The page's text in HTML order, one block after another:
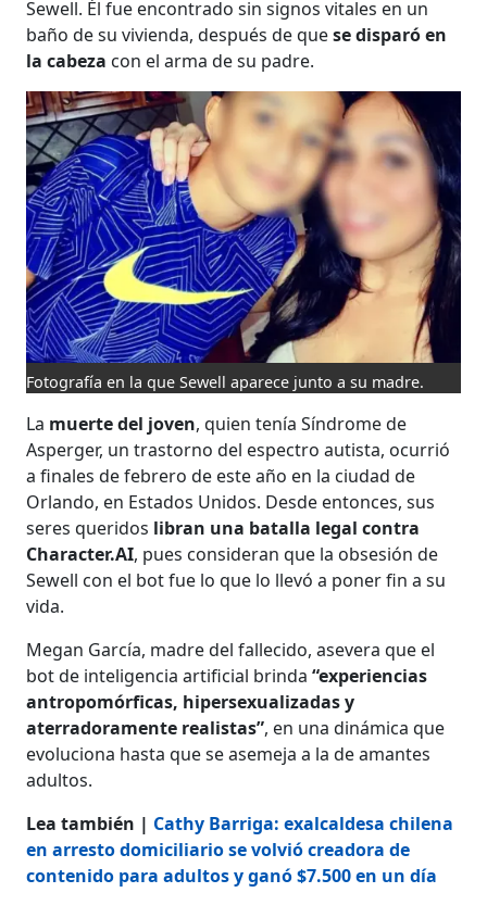
Sewell. Él fue encontrado sin signos vitales en un
baño de su vivienda, después de quese disparó en
la cabeza con el arma de su padre.
Fotografía en la que Sewell aparece junto a su madre.
La muerte del joven, quien tenía Síndrome de
Asperger, un trastorno del espectro autista, ocurrió
a finales de febrero de este año en la ciudad de
Orlando, en Estados Unidos. Desde entonces, sus
seres queridos libran una batalla legal contra
Character.AI, pues consideran que la obsesión de
Sewell con el bot fue lo que lo llevó a poner fin a su
vida.
Megan García, madre del fallecido, asevera que el
bot de inteligencia artificial brinda“experiencias
antropomórficas, hipersexualizadas y
aterradoramente realistas”, en una dinámica que
evoluciona hasta que se asemeja a la de amantes
adultos.
Lea también | Cathy Barriga: exalcaldesa chilena
en arresto domiciliario se volvió creadora de
contenido para adultos y ganó $7.500 en un día